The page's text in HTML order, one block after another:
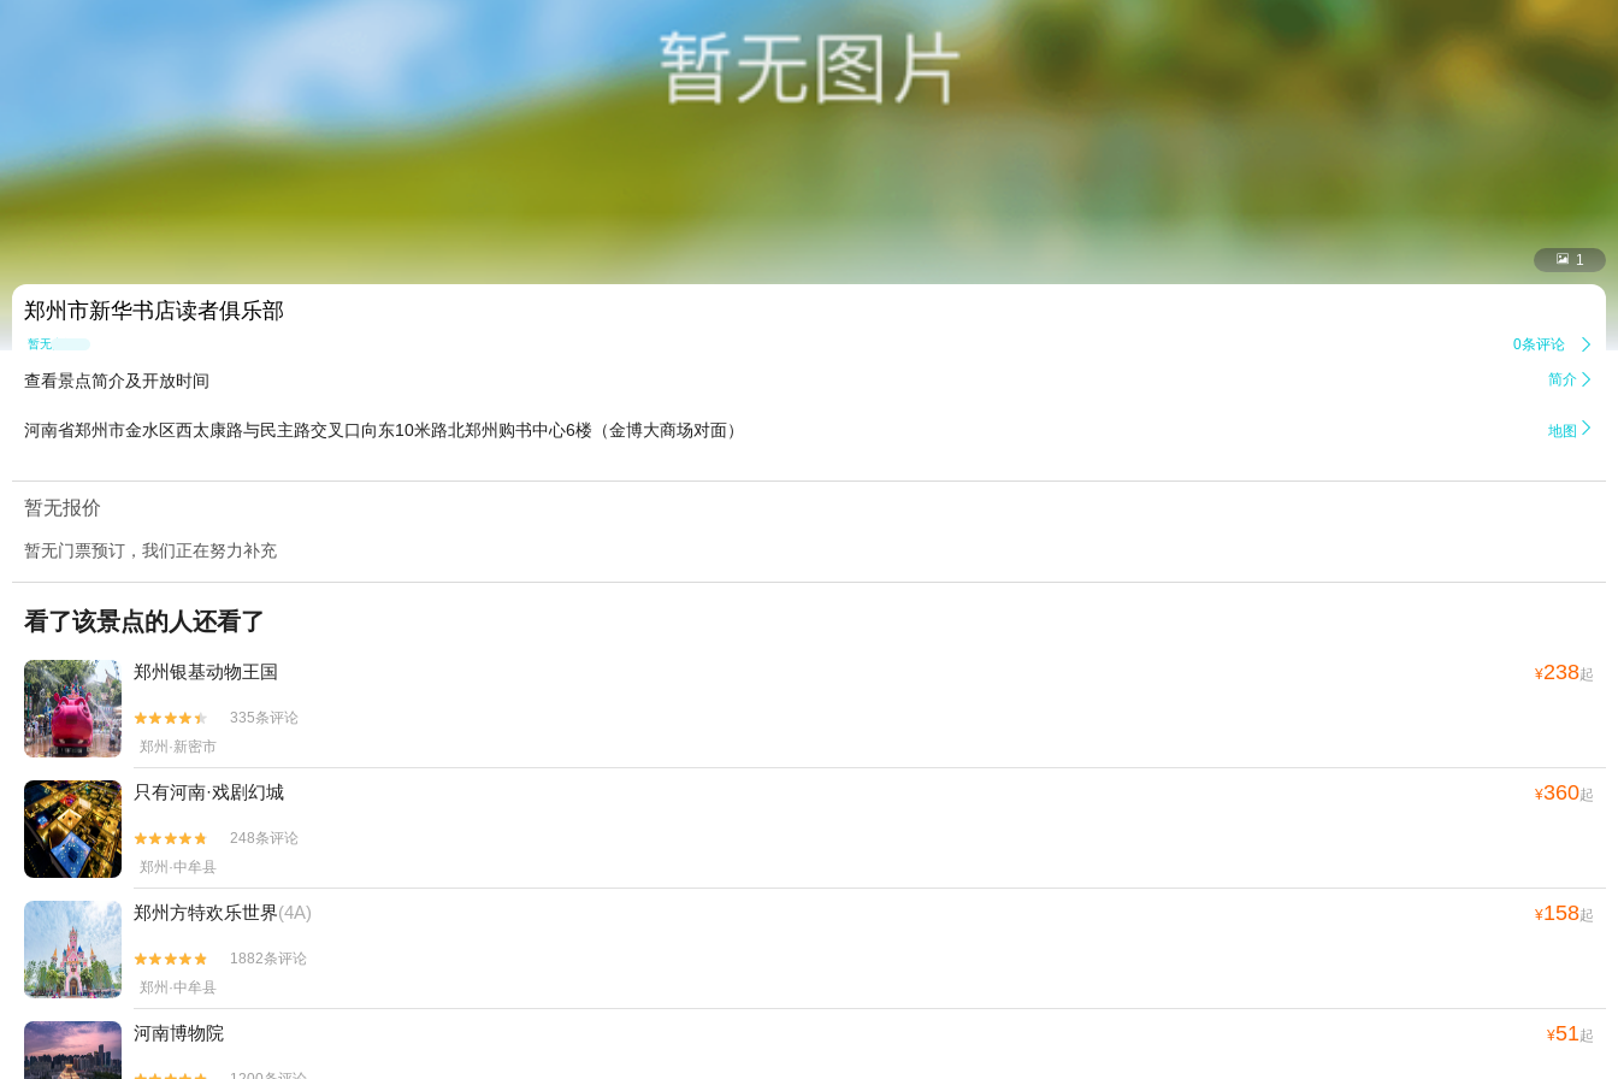
 1
郑州市新华书店读者俱乐部
暂无点评 0条评论 
查看景点简介及开放时间 简介 
河南省郑州市金水区西太康路与民主路交叉口向东10米路北郑州购书中心6楼（金博大商场对面） 地图 
暂无报价
暂无门票预订，我们正在努力补充
看了该景点的人还看了
郑州银基动物王国 ¥238起


335条评论
郑州·新密市
只有河南·戏剧幻城 ¥360起


248条评论
郑州·中牟县
郑州方特欢乐世界(4A) ¥158起


1882条评论
郑州·中牟县
河南博物院 ¥51起